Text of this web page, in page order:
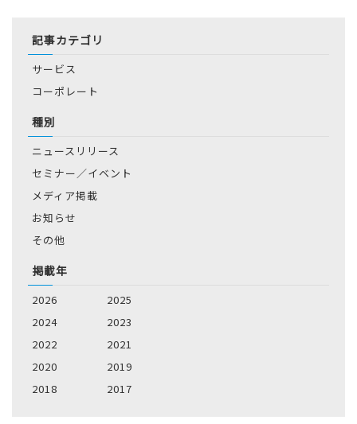
記事カテゴリ
サービス
コーポレート
種別
ニュースリリース
セミナー／イベント
メディア掲載
お知らせ
その他
掲載年
2026
2025
2024
2023
2022
2021
2020
2019
2018
2017